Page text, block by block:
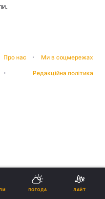
Про нас Ми в соцмережах
Редакційна політика
ПОГОДА ЛАЙТ